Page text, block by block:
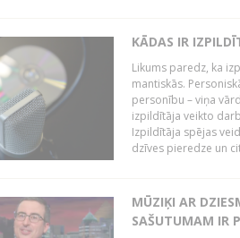
KĀDAS IR
Likums paredz, ka
mantiskās.
personību – viņa
izpildītāja veikto
Izpildītāja spējas
dzīves pieredze un
MŪZIĶI AR
SAŠUTUMAM IR